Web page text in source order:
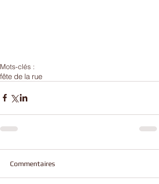
Mots-clés :
fête de la rue
Commentaires